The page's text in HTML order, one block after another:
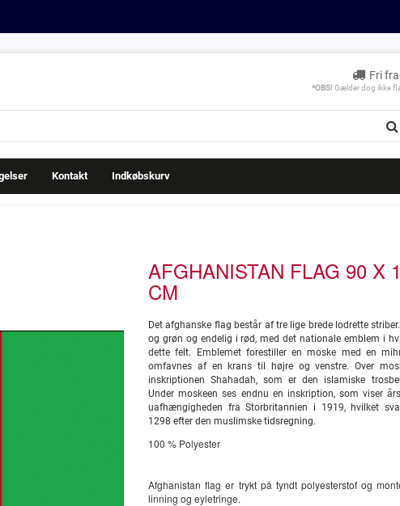
Fri
*OBS! Gælder dog ikke
Kontakt Indkøbskurv
AFGHANISTAN FLAG 90 X
CM
Det afghanske flag består af tre lige brede lodrette
og grøn og endelig i rød, med det nationale emblem i
dette felt. Emblemet forestiller en moske med en
omfavnes af en krans til højre og venstre. Over
inskriptionen Shahadah, som er den islamiske
Under moskeen ses endnu en inskription, som viser
uafhængigheden fra Storbritannien i 1919, hvilket
1298 efter den muslimske tidsregning.
100 % Polyester
Afghanistan flag er trykt på tyndt polyesterstof og
linning og eyletringe.